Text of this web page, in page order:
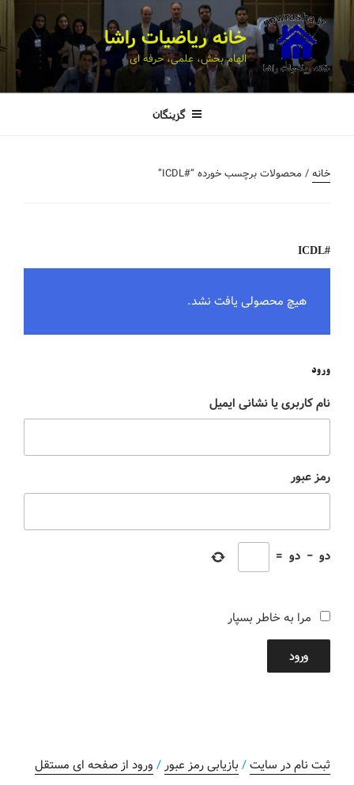
خانه ریاضیات راشا
الهام بخش، علمی، حرفه ای
گزینگان
خانه/ محصولات برچسب خورده “#ICDL”
#ICDL
هیچ محصولی یافت نشد.
ورود
نام کاربری یا نشانی ایمیل
رمز عبور
دو − دو =
مرا به خاطر بسپار
ورود
ثبت نام در سایت/ بازیابی رمز عبور/ ورود از صفحه ای مستقل